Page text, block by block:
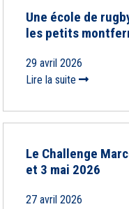
Une école de
les petits
29 avril 2026
Lire la suite
Le Challenge
et 3 mai 2026
27 avril 2026